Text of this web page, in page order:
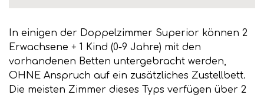
In einigen der Doppelzimmer Superior können 2
Erwachsene + 1 Kind (0-9 Jahre) mit den
vorhandenen Betten untergebracht werden,
OHNE Anspruch auf ein zusätzliches Zustellbett.
Die meisten Zimmer dieses Typs verfügen über 2